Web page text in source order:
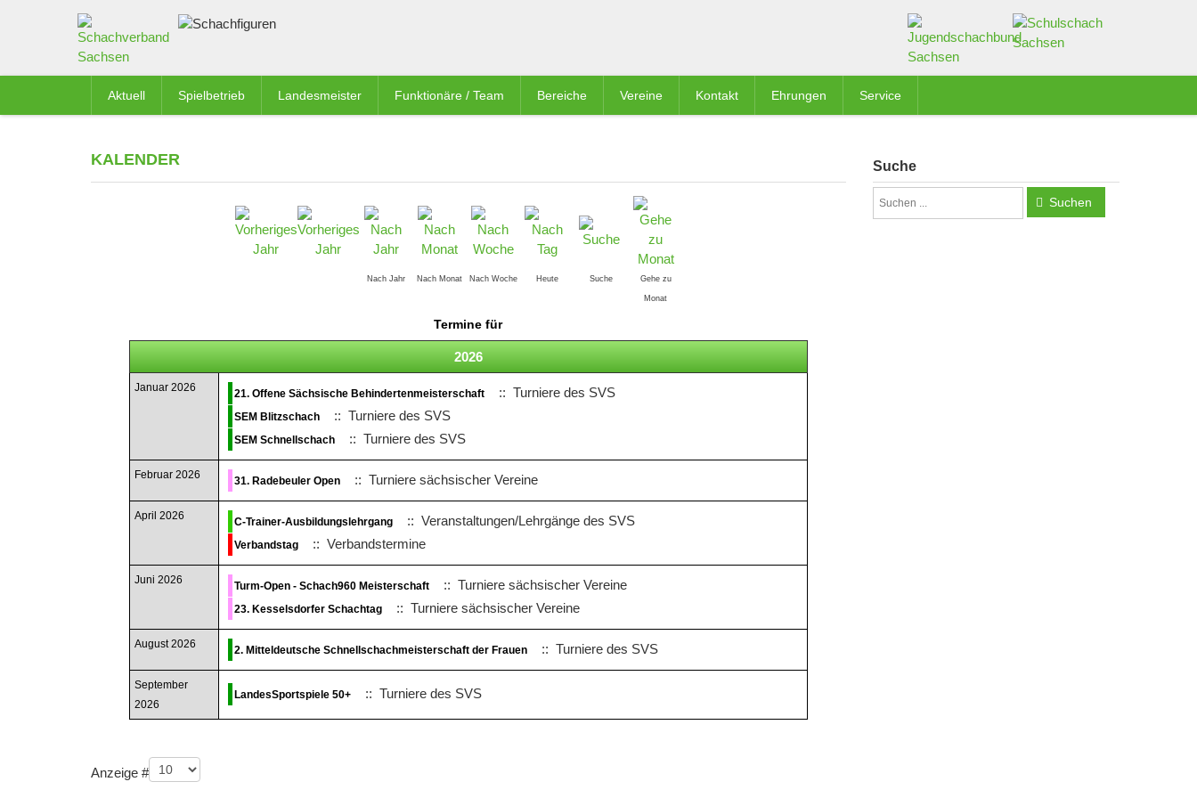
Aktuell Spielbetrieb Landesmeister Funktionäre / Team Bereiche Vereine Kontakt Ehrungen Service
KALENDER
Nach Jahr Nach Monat Nach Woche Heute Suche Gehe zu
Monat
Termine für
2026
Januar 2026 21. Offene Sächsische Behindertenmeisterschaft :: Turniere des SVS
SEM Blitzschach :: Turniere des SVS
SEM Schnellschach :: Turniere des SVS
Februar 2026 31. Radebeuler Open :: Turniere sächsischer Vereine
April 2026 C-Trainer-Ausbildungslehrgang :: Veranstaltungen/Lehrgänge des SVS
Verbandstag :: Verbandstermine
Juni 2026 Turm-Open - Schach960 Meisterschaft :: Turniere sächsischer Vereine
23. Kesselsdorfer Schachtag :: Turniere sächsischer Vereine
August 2026 2. Mitteldeutsche Schnellschachmeisterschaft der Frauen :: Turniere des SVS
September
2026
LandesSportspiele 50+ :: Turniere des SVS
Limite der Paginierungsliste
Anzeige #
Suche
Suchen